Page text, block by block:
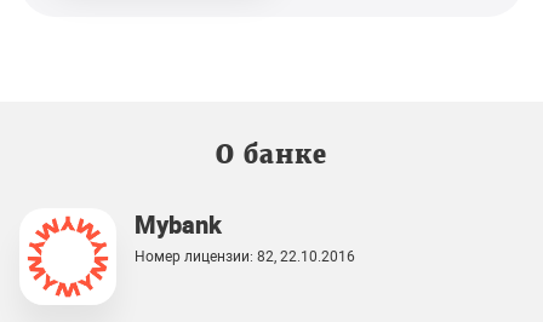
О банке
Mybank
Номер лицензии: 82, 22.10.2016